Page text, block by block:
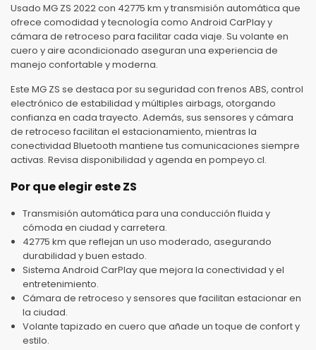
Usado MG ZS 2022 con 42775 km y transmisión automática que
ofrece comodidad y tecnología como Android CarPlay y
cámara de retroceso para facilitar cada viaje. Su volante en
cuero y aire acondicionado aseguran una experiencia de
manejo confortable y moderna.
Este MG ZS se destaca por su seguridad con frenos ABS, control
electrónico de estabilidad y múltiples airbags, otorgando
confianza en cada trayecto. Además, sus sensores y cámara
de retroceso facilitan el estacionamiento, mientras la
conectividad Bluetooth mantiene tus comunicaciones siempre
activas. Revisa disponibilidad y agenda en pompeyo.cl.
Por que elegir este ZS
Transmisión automática para una conducción fluida y
cómoda en ciudad y carretera.
42775 km que reflejan un uso moderado, asegurando
durabilidad y buen estado.
Sistema Android CarPlay que mejora la conectividad y el
entretenimiento.
Cámara de retroceso y sensores que facilitan estacionar en
la ciudad.
Volante tapizado en cuero que añade un toque de confort y
estilo.